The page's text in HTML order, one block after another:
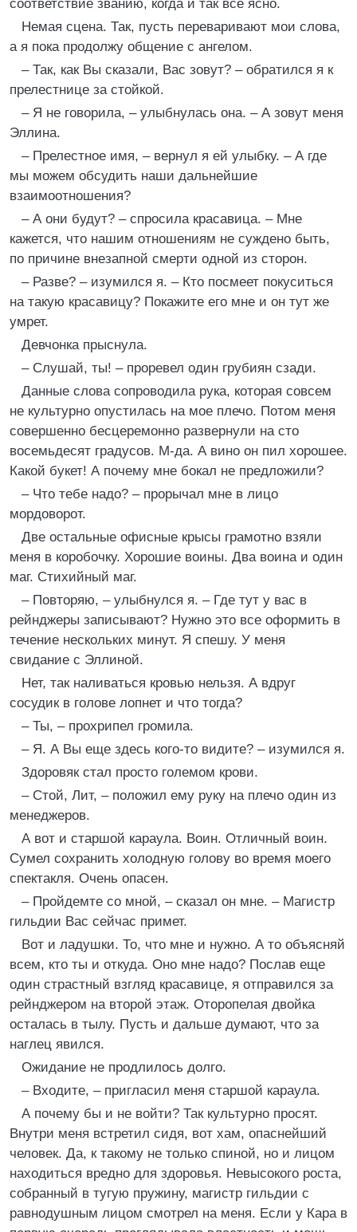
соответствие званию, когда и так все ясно.
Немая сцена. Так, пусть переваривают мои слова,
а я пока продолжу общение с ангелом.
– Так, как Вы сказали, Вас зовут? – обратился я к
прелестнице за стойкой.
– Я не говорила, – улыбнулась она. – А зовут меня
Эллина.
– Прелестное имя, – вернул я ей улыбку. – А где
мы можем обсудить наши дальнейшие
взаимоотношения?
– А они будут? – спросила красавица. – Мне
кажется, что нашим отношениям не суждено быть,
по причине внезапной смерти одной из сторон.
– Разве? – изумился я. – Кто посмеет покуситься
на такую красавицу? Покажите его мне и он тут же
умрет.
Девчонка прыснула.
– Слушай, ты! – проревел один грубиян сзади.
Данные слова сопроводила рука, которая совсем
не культурно опустилась на мое плечо. Потом меня
совершенно бесцеремонно развернули на сто
восемьдесят градусов. М-да. А вино он пил хорошее.
Какой букет! А почему мне бокал не предложили?
– Что тебе надо? – прорычал мне в лицо
мордоворот.
Две остальные офисные крысы грамотно взяли
меня в коробочку. Хорошие воины. Два воина и один
маг. Стихийный маг.
– Повторяю, – улыбнулся я. – Где тут у вас в
рейнджеры записывают? Нужно это все оформить в
течение нескольких минут. Я спешу. У меня
свидание с Эллиной.
Нет, так наливаться кровью нельзя. А вдруг
сосудик в голове лопнет и что тогда?
– Ты, – прохрипел громила.
– Я. А Вы еще здесь кого-то видите? – изумился я.
Здоровяк стал просто големом крови.
– Стой, Лит, – положил ему руку на плечо один из
менеджеров.
А вот и старшой караула. Воин. Отличный воин.
Сумел сохранить холодную голову во время моего
спектакля. Очень опасен.
– Пройдемте со мной, – сказал он мне. – Магистр
гильдии Вас сейчас примет.
Вот и ладушки. То, что мне и нужно. А то объясняй
всем, кто ты и откуда. Оно мне надо? Послав еще
один страстный взгляд красавице, я отправился за
рейнджером на второй этаж. Оторопелая двойка
осталась в тылу. Пусть и дальше думают, что за
наглец явился.
Ожидание не продлилось долго.
– Входите, – пригласил меня старшой караула.
А почему бы и не войти? Так культурно просят.
Внутри меня встретил сидя, вот хам, опаснейший
человек. Да, к такому не только спиной, но и лицом
находиться вредно для здоровья. Невысокого роста,
собранный в тугую пружину, магистр гильдии с
равнодушным лицом смотрел на меня. Если у Кара в